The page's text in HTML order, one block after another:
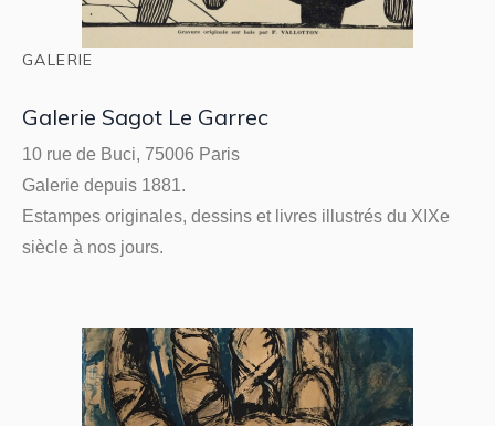
GALERIE
Galerie Sagot Le Garrec
10 rue de Buci, 75006 Paris
Galerie depuis 1881.
Estampes originales, dessins et livres illustrés du XIXe
siècle à nos jours.